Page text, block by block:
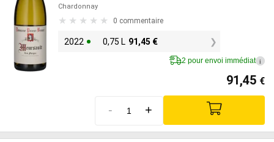
Chardonnay
0 commentaire
2022 0,75 L 91,45 €
2 pour envoi immédiat i
91,45 €
- +